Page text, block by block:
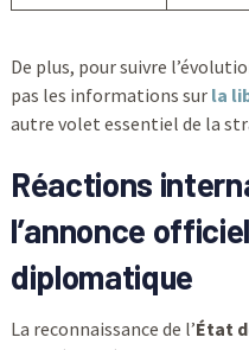
De plus, pour suivre
pas les informations sur la
autre volet essentiel de la
Réactions
l’annonce
diplomatique
La reconnaissance de l’État